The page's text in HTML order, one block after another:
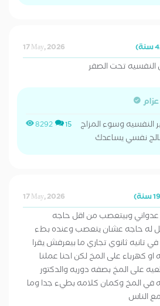
17 May, 2026
النفسيه تحت الصفر
8292 15
النفسيه وسوء المزاج
نفسي يساعدك
17 May, 2026
سنه وهو عدواني وبيتعصب من اقل حاجه
حاجه عشان يتعصب وعنده بطء
تانيه ثانوي تجاري ما بيعرفش يقرا
كهرباء على المخ لكن احنا عملنا
على المخ بصفه دوريه والدكتور
في المخ وكمان كلامه بطيء جدا وما
الناس